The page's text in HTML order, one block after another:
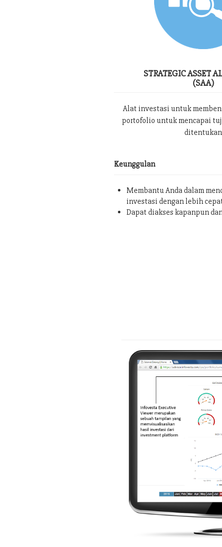
STRATEGIC ASSET
(SAA)
Alat investasi untuk
portofolio untuk mencapai
ditentukan
Keunggulan
Membantu Anda dalam
investasi dengan lebih
Dapat diakses kapanpun